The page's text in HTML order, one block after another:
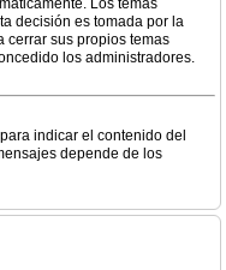
Los temas
decisión es tomada por la
cerrar sus propios temas
los administradores.
indicar el contenido del
depende de los